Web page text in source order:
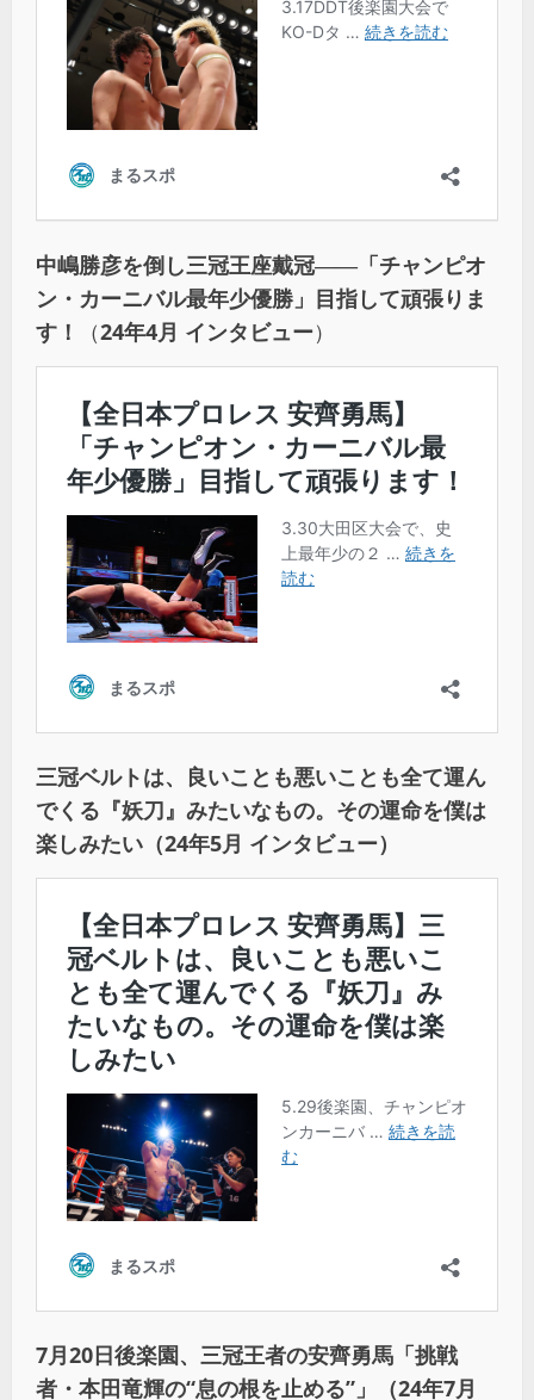
中嶋勝彦を倒し三冠王座戴冠――「チャンピオ
ン・カーニバル最年少優勝」目指して頑張りま
す！
（24年4月 インタビュー）
三冠ベルトは、良いことも悪いことも全て運ん
でくる『妖刀』みたいなもの。その運命を僕は
楽しみたい（24年5月 インタビュー）
7月20日後楽園、三冠王者の安齊勇馬「挑戦
者・本田竜輝の“息の根を止める”」（24年7月